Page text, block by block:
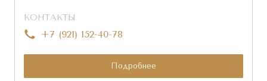
КОНТАКТЫ
+7 (921) 152-40-78
Подробнее